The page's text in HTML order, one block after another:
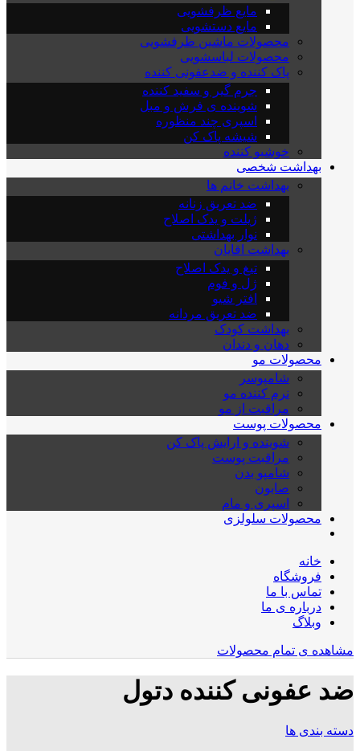
مایع ظرفشویی
مایع دستشویی
محصولات ماشین ظرفشویی
محصولات لباسشویی
پاک کننده و ضدعفونی کننده
جرم گیر و سفید کننده
شوینده ی فرش و مبل
اسپری چند منظوره
شیشه پاک کن
خوشبو کننده
بهداشت شخصی
بهداشت خانم ها
ضد تعریق زنانه
ژیلت و یدک اصلاح
نوار بهداشتی
بهداشت اقایان
تیغ و یدک اصلاح
ژل و فوم
افتر شیو
ضد تعریق مردانه
بهداشت کودک
دهان و دندان
محصولات مو
شامپوسر
نرم کننده مو
مراقبت از مو
محصولات پوست
شوینده و ارایش پاک کن
مراقبت پوست
شامپو بدن
صابون
اسپری و مام
محصولات سلولزی
خانه
فروشگاه
تماس با ما
درباره ی ما
وبلاگ
مشاهده ی تمام محصولات
ضد عفونی کننده دتول
دسته بندی ها